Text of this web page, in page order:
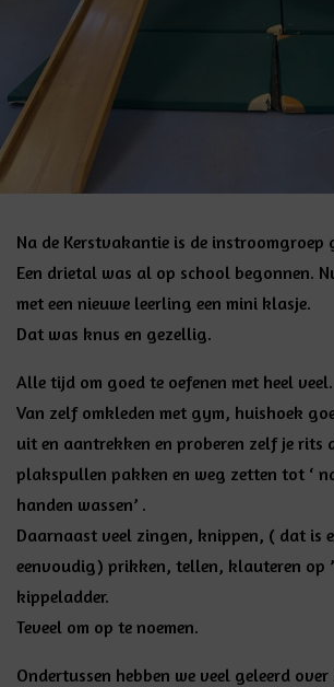
Na de Kerstvakantie is de instroomgroep
Een drietal was al op school begonnen.
met een nieuwe leerling een mini klasje.
Dat was knus en gezellig.
Alle tijd om goed te oefenen met heel veel.
Van zelf omkleden met gym, huishoek
uit en aantrekken en proberen zelf je rits
plakspullen pakken en weg zetten tot ‘
handen wassen’ .
Daarnaast veel zingen, knippen, ( dat is
eenvoudig) prikken, tellen, klauteren op
kippeladder.
Teveel om op te noemen.
Ondertussen hebben we veel geleerd